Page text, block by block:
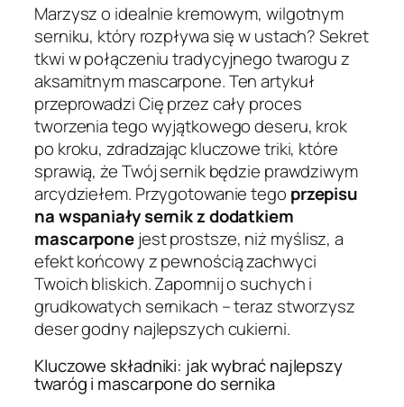
Marzysz o idealnie kremowym, wilgotnym
serniku, który rozpływa się w ustach? Sekret
tkwi w połączeniu tradycyjnego twarogu z
aksamitnym mascarpone. Ten artykuł
przeprowadzi Cię przez cały proces
tworzenia tego wyjątkowego deseru, krok
po kroku, zdradzając kluczowe triki, które
sprawią, że Twój sernik będzie prawdziwym
arcydziełem. Przygotowanie tego przepisu
na wspaniały sernik z dodatkiem
mascarponejest prostsze, niż myślisz, a
efekt końcowy z pewnością zachwyci
Twoich bliskich. Zapomnij o suchych i
grudkowatych sernikach – teraz stworzysz
deser godny najlepszych cukierni.
Kluczowe składniki: jak wybrać najlepszy
twaróg i mascarpone do sernika